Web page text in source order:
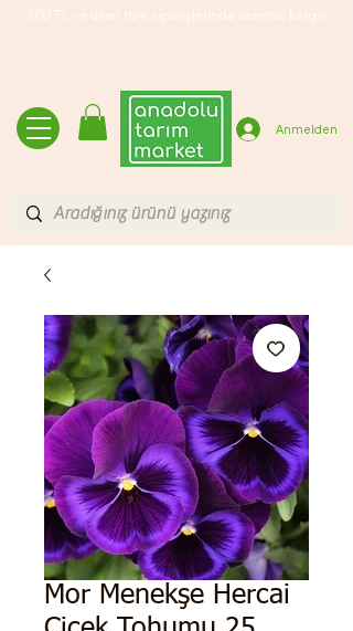
500 TL ve üzeri tüm siparişlerinde ücretsiz kargo
Anmelden
Mor Menekşe Hercai